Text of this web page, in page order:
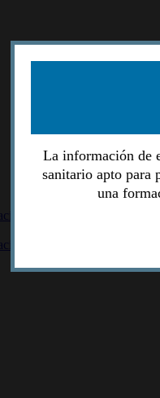
lectores
autores
La información de
sanitario apto para
una